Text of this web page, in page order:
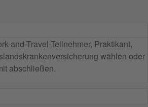
and-Travel-Teilnehmer, Praktikant,
wählen oder
abschließen.